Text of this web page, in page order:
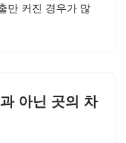
만 커진 경우가 많
아닌 곳의 차